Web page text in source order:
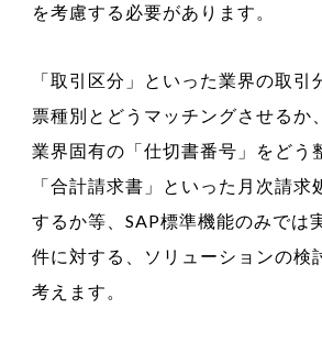
を考慮する必要があります。
「取引区分」といった業界の取引
票種別とどうマッチングさせるか
業界固有の「仕切書番号」をどう
「合計請求書」といった月次請求
するか等、SAP標準機能のみでは
件に対する、ソリューションの検
考えます。